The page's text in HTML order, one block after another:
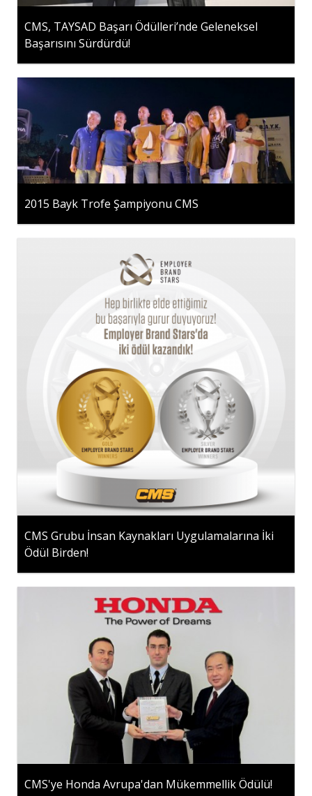
CMS, TAYSAD Başarı Ödülleri’nde Geleneksel
Başarısını Sürdürdü!
2015 Bayk Trofe Şampiyonu CMS
CMS Grubu İnsan Kaynakları Uygulamalarına İki
Ödül Birden!
CMS'ye Honda Avrupa'dan Mükemmellik Ödülü!